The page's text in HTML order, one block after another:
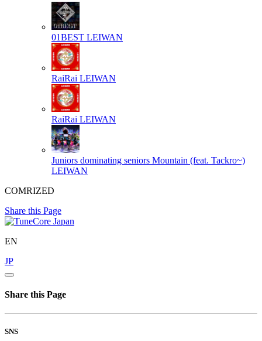
01BEST LEIWAN
RaiRai LEIWAN
RaiRai LEIWAN
Juniors dominating seniors Mountain (feat. Tackro~)
LEIWAN
COMRIZED
Share this Page
EN
JP
Share this Page
SNS